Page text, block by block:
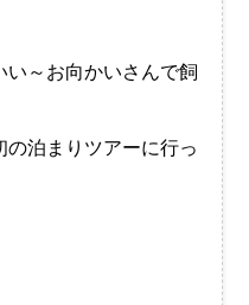
い～お向かいさんで飼
の泊まりツアーに行っ